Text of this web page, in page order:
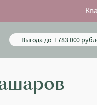
Выгода до 1 783 000